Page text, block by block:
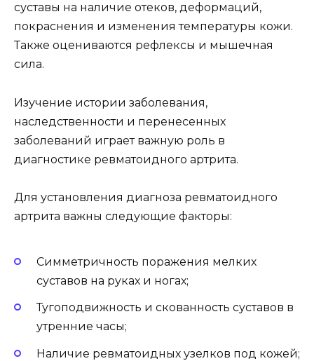
суставы на наличие отеков, деформаций,
покраснения и изменения температуры кожи.
Также оцениваются рефлексы и мышечная
сила.
Изучение истории заболевания,
наследственности и перенесенных
заболеваний играет важную роль в
диагностике ревматоидного артрита.
Для установления диагноза ревматоидного
артрита важны следующие факторы:
Симметричность поражения мелких
суставов на руках и ногах;
Тугоподвижность и скованность суставов в
утренние часы;
Наличие ревматоидных узелков под кожей;